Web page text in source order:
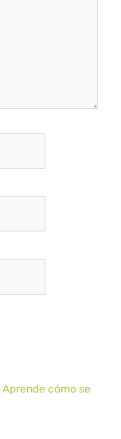
Aprende cómo se